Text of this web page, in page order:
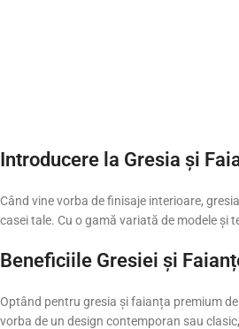
Introducere la Gresia și
Când vine vorba de finisaje interioare,
casei tale. Cu o gamă variată de modele și
Beneficiile Gresiei și
Optând pentru gresia și faianța premium
vorba de un design contemporan sau